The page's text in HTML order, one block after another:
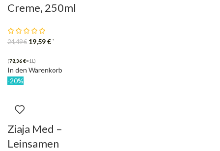
Creme, 250ml
24,49€ 19,59€ *
(78,36€=1L)
In den Warenkorb
-20%
Ziaja Med –
Leinsamen